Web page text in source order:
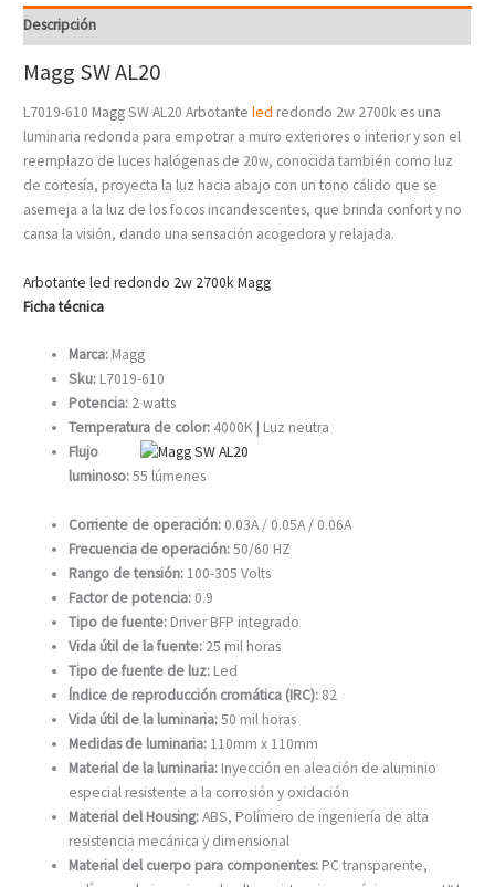
Descripción
Magg SW AL20
L7019-610 Magg SW AL20 Arbotante led redondo 2w 2700k es una
luminaria redonda para empotrar a muro exteriores o interior y son el
reemplazo de luces halógenas de 20w, conocida también como luz
de cortesía, proyecta la luz hacia abajo con un tono cálido que se
asemeja a la luz de los focos incandescentes, que brinda confort y no
cansa la visión, dando una sensación acogedora y relajada.
Arbotante led redondo 2w 2700k Magg
Ficha técnica
Marca: Magg
Sku: L7019-610
Potencia: 2 watts
Temperatura de color: 4000K | Luz neutra
Flujo
luminoso:55 lúmenes
Corriente de operación: 0.03A / 0.05A / 0.06A
Frecuencia de operación:50/60 HZ
Rango de tensión: 100-305 Volts
Factor de potencia: 0.9
Tipo de fuente: Driver BFP integrado
Vida útil de la fuente: 25 mil horas
Tipo de fuente de luz: Led
Índice de reproducción cromática (IRC): 82
Vida útil de la luminaria:50 mil horas
Medidas de luminaria: 110mm x 110mm
Material de la luminaria: Inyección en aleación de aluminio
especial resistente a la corrosión y oxidación
Material del Housing:ABS, Polímero de ingeniería de alta
resistencia mecánica y dimensional
Material del cuerpo para componentes: PC transparente,